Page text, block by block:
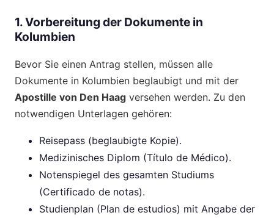
1. Vorbereitung der Dokumente in
Kolumbien
Bevor Sie einen Antrag stellen, müssen alle
Dokumente in Kolumbien beglaubigt und mit der
Apostille von Den Haag versehen werden. Zu den
notwendigen Unterlagen gehören:
Reisepass (beglaubigte Kopie).
Medizinisches Diplom (Título de Médico).
Notenspiegel des gesamten Studiums
(Certificado de notas).
Studienplan (Plan de estudios) mit Angabe der